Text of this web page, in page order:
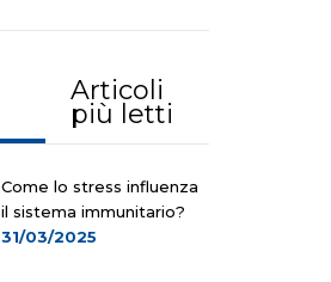
Articoli
più letti
Come lo stress influenza
il sistema immunitario?
31/03/2025